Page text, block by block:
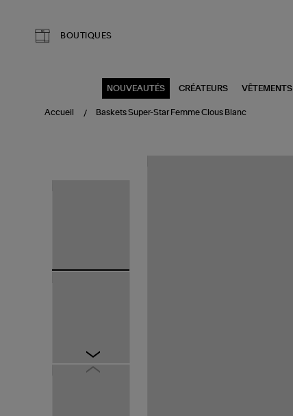
BOUTIQUES
NOUVEAUTÉS CRÉATEURS VÊTEMENTS
Accueil Baskets Super-Star Femme Clous Blanc